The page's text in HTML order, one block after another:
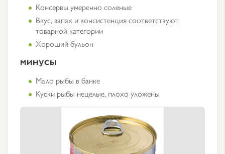
Консервы умеренно соленые
Вкус, запах и консистенция соответствуют
товарной категории
Хороший бульон
МИНУСЫ
Мало рыбы в банке
Куски рыбы нецелые, плохо уложены